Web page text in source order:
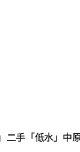
二手「低水」中